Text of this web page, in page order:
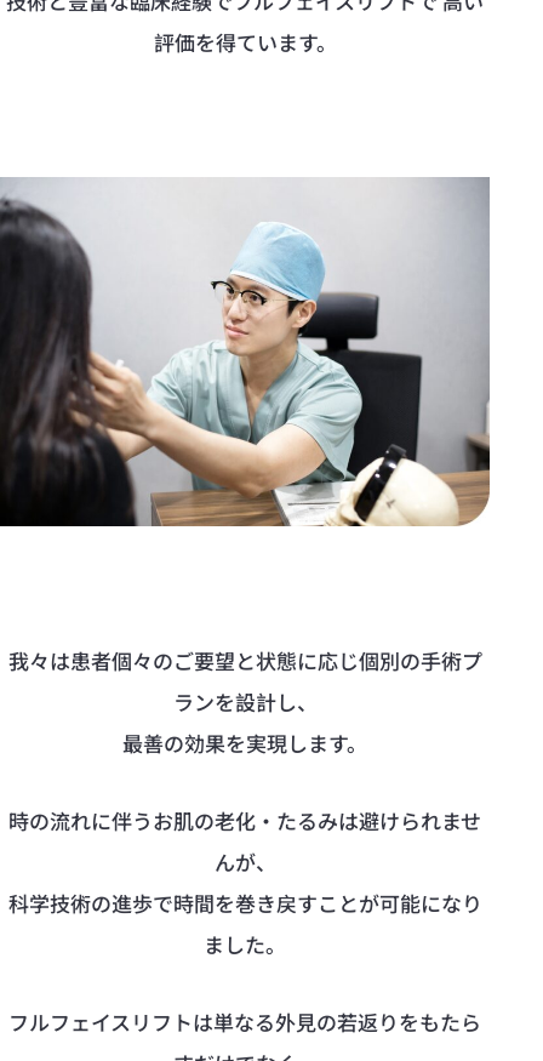
評価を得ています。
我々は患者個々のご要望と状態に応じ個別の手術プ
ランを設計し、
最善の効果を実現します。
時の流れに伴うお肌の老化・たるみは避けられませ
んが、
科学技術の進歩で時間を巻き戻すことが可能になり
ました。
フルフェイスリフトは単なる外見の若返りをもたら